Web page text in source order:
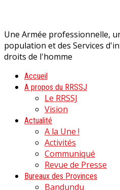
Une Armée professionnelle,
population et des Services
droits de l'homme
Accueil
A propos du RRSSJ
Le RRSSJ
Vision
Actualité
A la Une !
Activités
Communiqué
Revue de Presse
Bureaux des Provinces
Bandundu